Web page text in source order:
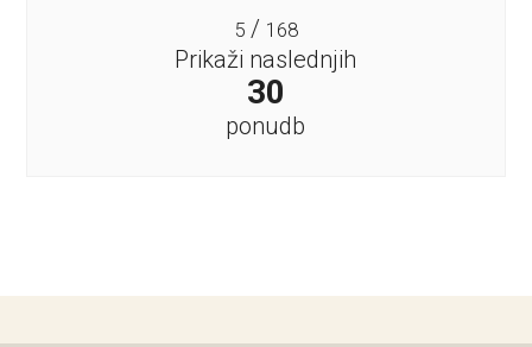
5/ 168
Prikaži naslednjih
30
ponudb